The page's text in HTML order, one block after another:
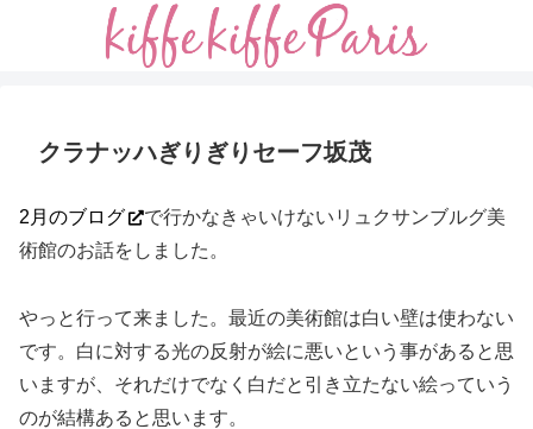
クラナッハぎりぎりセーフ坂茂
2月のブログ
で行かなきゃいけないリュクサンブルグ美
術館のお話をしました。
やっと行って来ました。最近の美術館は白い壁は使わない
です。白に対する光の反射が絵に悪いという事があると思
いますが、それだけでなく白だと引き立たない絵っていう
のが結構あると思います。